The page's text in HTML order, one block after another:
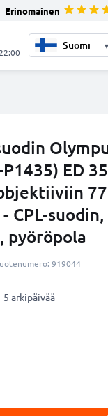
Erinomainen
▾
ED
CPL-suodin,
pyöröpola
919044
arkipäivää